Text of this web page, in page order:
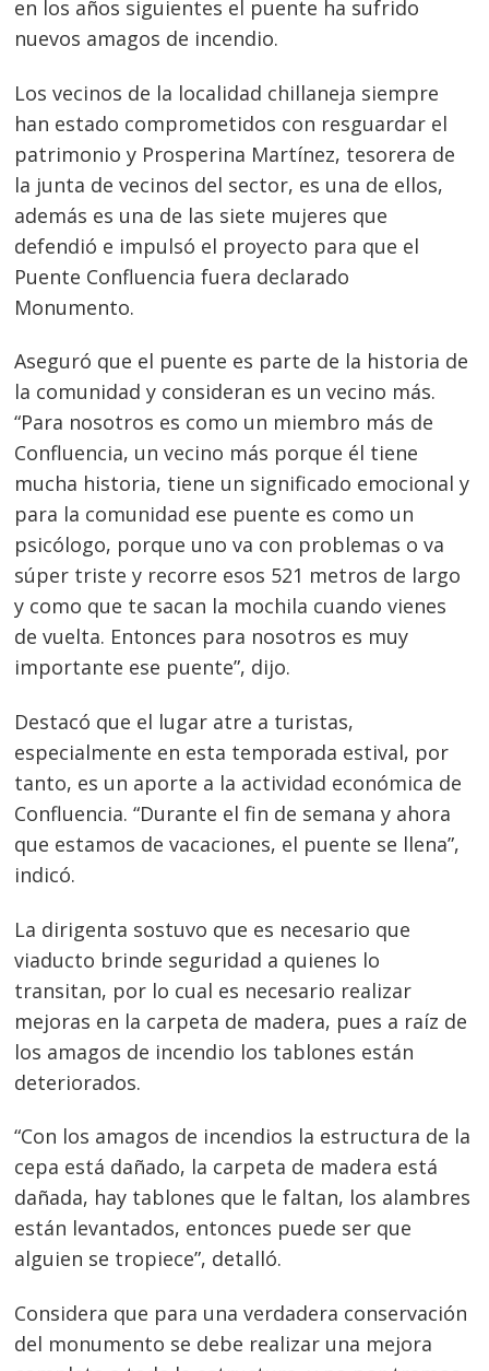
en los años siguientes el puente ha sufrido
nuevos amagos de incendio.
Los vecinos de la localidad chillaneja siempre
han estado comprometidos con resguardar el
patrimonio y Prosperina Martínez, tesorera de
la junta de vecinos del sector, es una de ellos,
además es una de las siete mujeres que
defendió e impulsó el proyecto para que el
Puente Confluencia fuera declarado
Monumento.
Aseguró que el puente es parte de la historia de
la comunidad y consideran es un vecino más.
“Para nosotros es como un miembro más de
Confluencia, un vecino más porque él tiene
mucha historia, tiene un significado emocional y
para la comunidad ese puente es como un
psicólogo, porque uno va con problemas o va
súper triste y recorre esos 521 metros de largo
y como que te sacan la mochila cuando vienes
de vuelta. Entonces para nosotros es muy
importante ese puente”, dijo.
Destacó que el lugar atre a turistas,
especialmente en esta temporada estival, por
tanto, es un aporte a la actividad económica de
Confluencia. “Durante el fin de semana y ahora
que estamos de vacaciones, el puente se llena”,
indicó.
La dirigenta sostuvo que es necesario que
viaducto brinde seguridad a quienes lo
transitan, por lo cual es necesario realizar
mejoras en la carpeta de madera, pues a raíz de
los amagos de incendio los tablones están
deteriorados.
“Con los amagos de incendios la estructura de la
cepa está dañado, la carpeta de madera está
dañada, hay tablones que le faltan, los alambres
están levantados, entonces puede ser que
alguien se tropiece”, detalló.
Considera que para una verdadera conservación
del monumento se debe realizar una mejora